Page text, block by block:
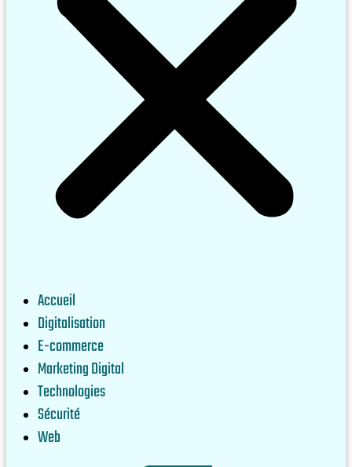
Accueil
Digitalisation
E-commerce
Marketing Digital
Technologies
Sécurité
Web